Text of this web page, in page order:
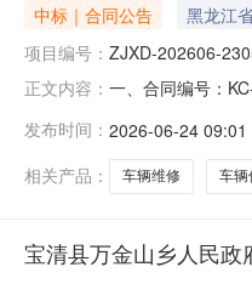
中标｜合同公告 黑龙江
项目编号： ZJXD-202606-
正文内容： 一、合同编号：
方）：宝清县小
发布时间： 2026-06-24 09:01
相关产品：
车辆维修 车辆
宝清县万金山乡人民